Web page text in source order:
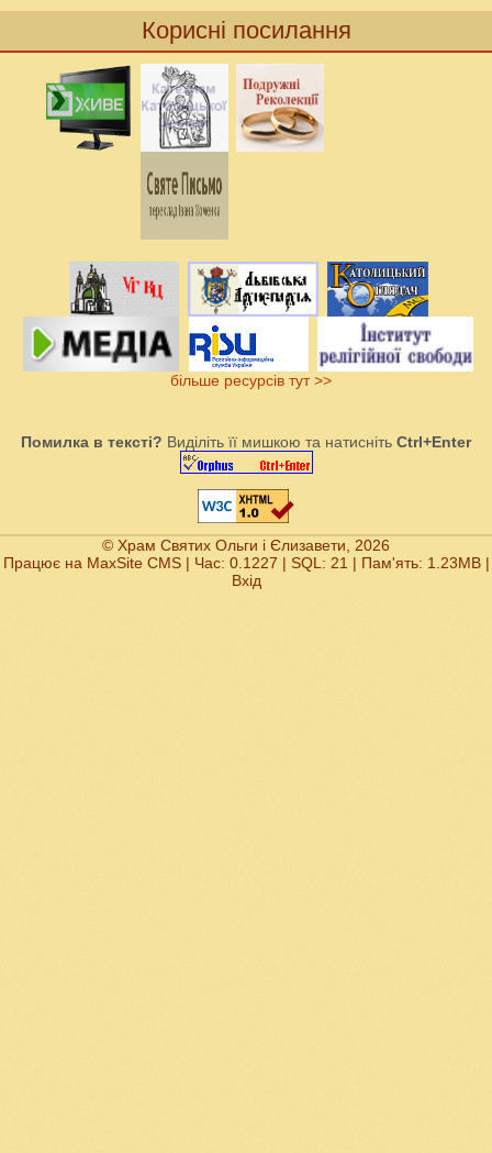
Корисні посилання
більше ресурсів тут >>
Помилка в тексті? Виділіть її мишкою та натисніть Ctrl+Enter
© Храм Святих Ольги і Єлизавети, 2026
Працює на MaxSite CMS| Час: 0.1227 | SQL: 21 | Пам'ять: 1.23MB|
Вхід